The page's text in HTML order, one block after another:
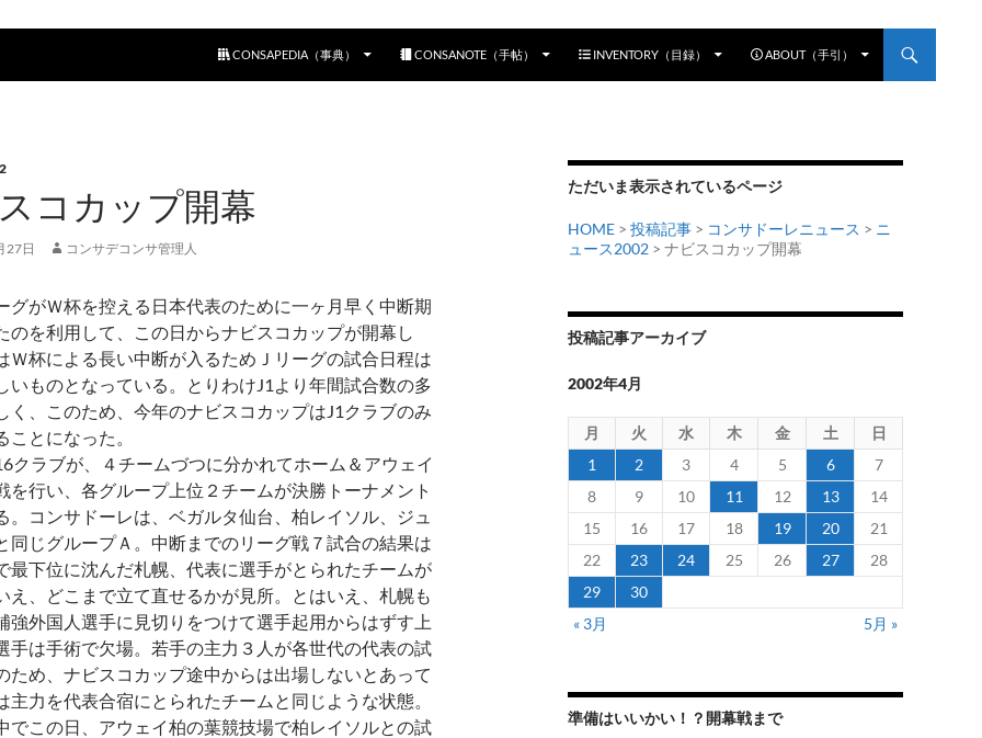
CONSAPEDIA（事典）
CONSANOTE（手帖） INVENTORY（目録） ABOUT（手引）
コカップ開幕
27日 コンサデコンサ管理人
がＷ杯を控える日本代表のために一ヶ月早く中断期
のを利用して、この日からナビスコカップが開幕し
Ｗ杯による長い中断が入るためＪリーグの試合日程は
いものとなっている。とりわけJ1より年間試合数の多
く、このため、今年のナビスコカップはJ1クラブのみ
ことになった。
クラブが、４チームづつに分かれてホーム＆アウェイ
を行い、各グループ上位２チームが決勝トーナメント
。コンサドーレは、ベガルタ仙台、柏レイソル、ジュ
同じグループＡ。中断までのリーグ戦７試合の結果は
最下位に沈んだ札幌、代表に選手がとられたチームが
え、どこまで立て直せるかが見所。とはいえ、札幌も
強外国人選手に見切りをつけて選手起用からはずす上
手は手術で欠場。若手の主力３人が各世代の代表の試
ため、ナビスコカップ途中からは出場しないとあって
主力を代表合宿にとられたチームと同じような状態。
でこの日、アウェイ柏の葉競技場で柏レイソルとの試
ただいま表示されているページ
HOME > 投稿記事 > コンサドーレニュース > ニ
ュース2002 > ナビスコカップ開幕
投稿記事アーカイブ
2002年4月
月 火 水 木 金 土
日
1
2 3 4 5 6
7
8
9 10 11 12 13
14
15
16 17 18 19 20
21
22
23 24 25 26 27
28
29
30
« 3月
5月 »
準備はいいかい！？開幕戦まで